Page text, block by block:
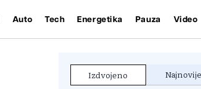
Auto Tech Energetika Pauza Video
Izdvojeno Najnovije